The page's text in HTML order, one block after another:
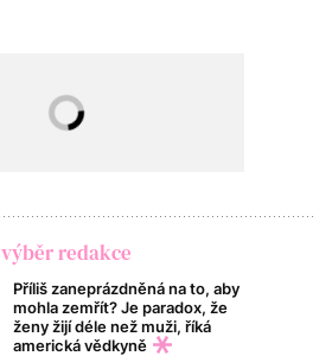
výběr redakce
Příliš zaneprázdněná na to, aby
mohla zemřít? Je paradox, že
ženy žijí déle než muži, říká
americká vědkyně